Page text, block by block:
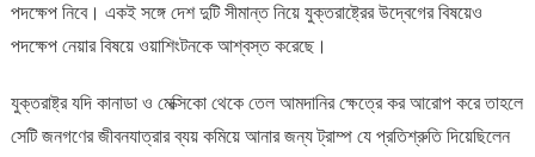
পদক্ষেপ নিবে। একই সঙ্গে দেশ দুটি সীমান্ত নিয়ে যুক্তরাষ্ট্রের উদ্বেগের বিষয়েও
পদক্ষেপ নেয়ার বিষয়ে ওয়াশিংটনকে আশ্বস্ত করেছে।
যুক্তরাষ্ট্র যদি কানাডা ও মেক্সিকো থেকে তেল আমদানির ক্ষেত্রে কর আরোপ করে তাহলে
সেটি জনগণের জীবনযাত্রার ব্যয় কমিয়ে আনার জন্য ট্রাম্প যে প্রতিশ্রুতি দিয়েছিলেন